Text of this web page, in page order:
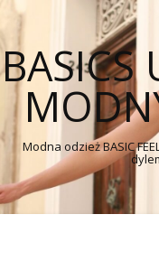
BASICS
Modna odzież BASIC